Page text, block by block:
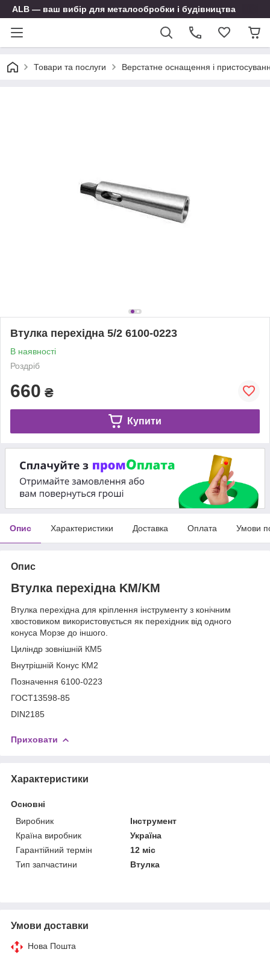
ALB — ваш вибір для металообробки і будівництва
Товари та послуги Верстатне оснащення і
Втулка перехідна 5/2 6100-0223
В наявності
Роздріб
660 ₴
Купити
Опис Характеристики Доставка Оплата Умови
Опис
Втулка перехідна KM/KM
Втулка перехідна для кріплення інструменту з конічним
хвостовиком використовується як перехідник від одного
конуса Морзе до іншого.
Циліндр зовнішній КМ5
Внутрішній Конус КМ2
Позначення 6100-0223
ГОСТ13598-85
DIN2185
Приховати
Характеристики
Основні
Виробник
Інструмент
Країна виробник
Україна
Гарантійний термін
12 міс
Тип запчастини
Втулка
Умови доставки
Нова Пошта